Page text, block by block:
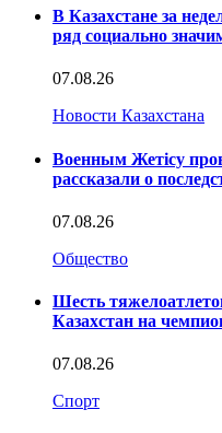
В Казахстане за
ряд социально
07.08.26
Новости Казахстана
Военным Жетісу
рассказали о
07.08.26
Общество
Шесть
Казахстан на
07.08.26
Спорт